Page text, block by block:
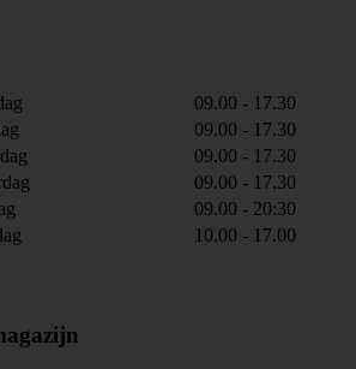
09.00 - 17.30
09.00 - 17.30
09.00 - 17.30
09.00 - 17.30
09.00 - 20:30
10.00 - 17.00